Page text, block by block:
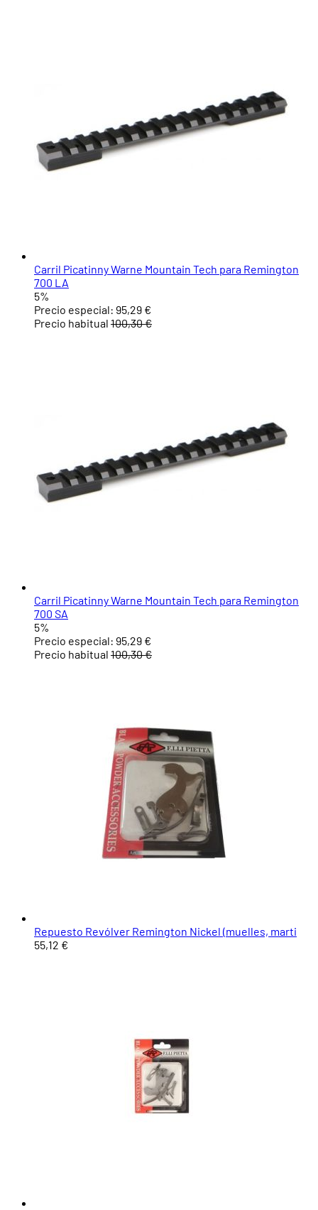
Carril Picatinny Warne Mountain Tech para Remington
700 LA
5%
Precio especial: 95,29 €
Precio habitual 100,30 €
Carril Picatinny Warne Mountain Tech para Remington
700 SA
5%
Precio especial: 95,29 €
Precio habitual 100,30 €
Repuesto Revólver Remington Nickel (muelles, marti
55,12 €